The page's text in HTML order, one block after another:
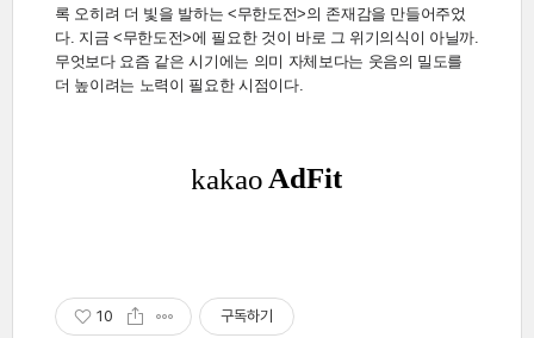
록 오히려 더 빛을 발하는 <무한도전>의 존재감을 만들어주었
다. 지금 <무한도전>에 필요한 것이 바로 그 위기의식이 아닐까.
무엇보다 요즘 같은 시기에는 의미 자체보다는 웃음의 밀도를
더 높이려는 노력이 필요한 시점이다.
10 구독하기